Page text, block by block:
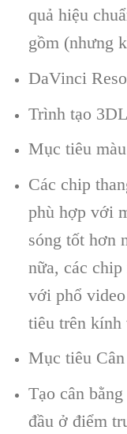
quả hiệu
gồm (nhưng
DaVinci
Trình tạo
Mục tiêu
Các chip
phù hợp với
sóng tốt hơn
nữa, các chip
với phổ
tiêu trên kính
Mục tiêu
Tạo cân
đầu ở điểm